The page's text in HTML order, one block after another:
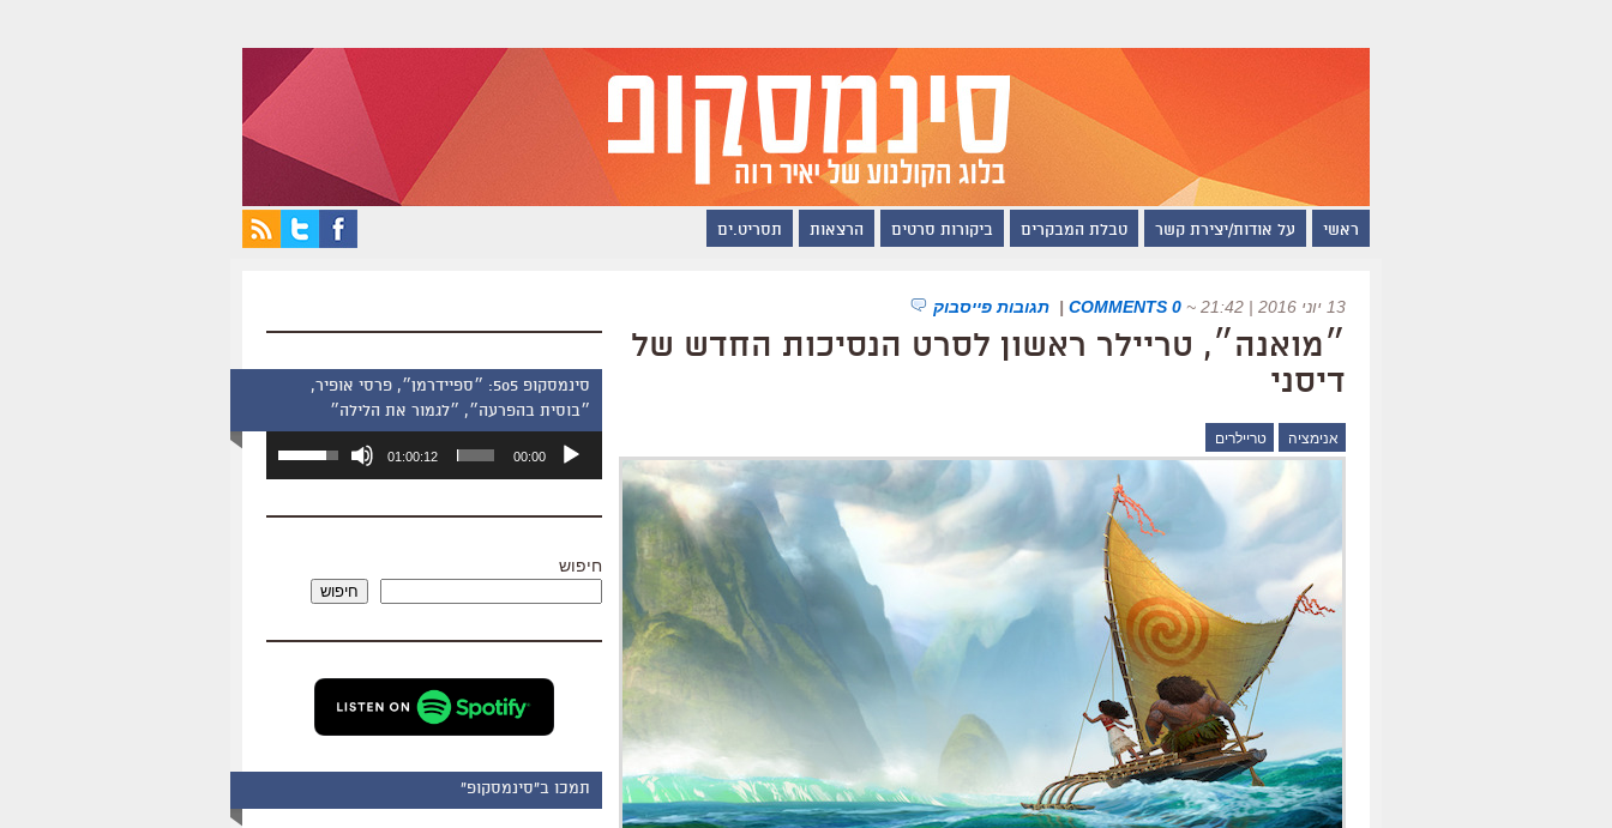
ראשי על אודות/יצירת קשר טבלת המבקרים ביקורות סרטים הרצאות תסריט.ים
13 יוני 2016 | 21:42 ~
0 COMMENTS
| תגובות פייסבוק
״מואנה״, טריילר ראשון לסרט הנסיכות החדש של
דיסני
אנימציה טריילרים
סינמסקופ 505: ״ספיידרמן״, פרסי אופיר,
״בוסית בהפרעה״, ״לגמור את הלילה״
אודיו
00:00
01:00:12
השתמש
כדי
שמע.
חיפוש
חיפוש
תמכו ב"סינמסקופ"